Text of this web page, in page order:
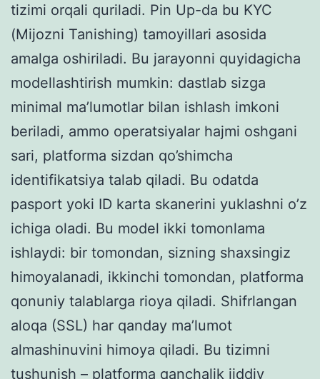
tizimi orqali quriladi. Pin Up-da bu KYC
(Mijozni Tanishing) tamoyillari asosida
amalga oshiriladi. Bu jarayonni quyidagicha
modellashtirish mumkin: dastlab sizga
minimal ma’lumotlar bilan ishlash imkoni
beriladi, ammo operatsiyalar hajmi oshgani
sari, platforma sizdan qo’shimcha
identifikatsiya talab qiladi. Bu odatda
pasport yoki ID karta skanerini yuklashni o’z
ichiga oladi. Bu model ikki tomonlama
ishlaydi: bir tomondan, sizning shaxsingiz
himoyalanadi, ikkinchi tomondan, platforma
qonuniy talablarga rioya qiladi. Shifrlangan
aloqa (SSL) har qanday ma’lumot
almashinuvini himoya qiladi. Bu tizimni
tushunish – platforma qanchalik jiddiy